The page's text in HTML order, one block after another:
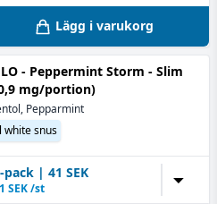
Lägg i varukorg
- Peppermint Storm - Slim
mg/portion)
Pepparmint
white snus
-pack | 41 SEK
SEK /st
▼